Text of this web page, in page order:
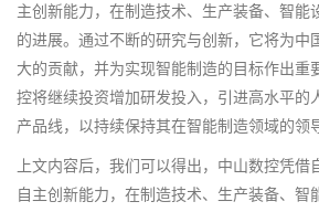
主创新能力，在制造技术、生产装备、智能
的进展。通过不断的研究与创新，它将为中
大的贡献，并为实现智能制造的目标作出重
控将继续投资增加研发投入，引进高水平的
产品线，以持续保持其在智能制造领域的领
上文内容后，我们可以得出，中山数控凭借
自主创新能力，在制造技术、生产装备、智